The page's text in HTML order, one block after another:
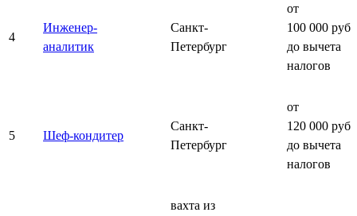
4
Инженер-
аналитик
Санкт-
Петербург
от
100 000 руб.
до вычета
налогов
5 Шеф-кондитер
Санкт-
Петербург
от
120 000 руб.
до вычета
налогов
вахта из